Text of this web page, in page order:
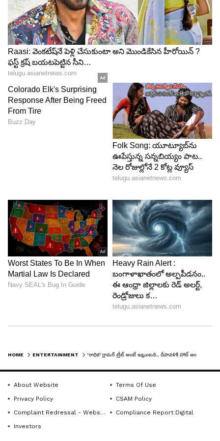
ఫెస్టివల్ కు మరింత గ్లామరస్ గా కనిపించింది. ఈరోజు
దీపావళి పండుగ కావడంతో తాజాగా ఫొటోషూట్ లో
పాల్గొని ఆ ఫొటోలను అభిమానులతో పంచుకుంది. పిక్స్ షేర్
చేసుకుంటూ అభిమానులందరికీ ‘దీపావళి శుభాకాంక్షలు’
తెలుపుతూ క్యాప్షన్ కూడా పెట్టింది.
5
దీంతో అభిమానులు కూడా నేహా శెట్టికి దీపావళి విషెస్
తెలుపుతున్నారు. అలాగే ఆమె అందాన్ని పొగుడుతూ
ఫొటోలకు క్రేజీగా కామెంట్లు పెడుతున్నారు. ‘అందగత్తె’ అని,
‘కుర్రాళ్ల మనస్సును విరగొట్టె మెషీన్ నువ్వు రాధిక’,
‘గార్జియస్’ అంటూ ఆమెను ఆకాశానికి ఎత్తుతున్నారు.
HOME ENTERTAINMENT
About Website
Terms Of Use
Privacy Policy
CSAM Policy
Complaint Redressal - Website
Compliance Report Digital
Investors